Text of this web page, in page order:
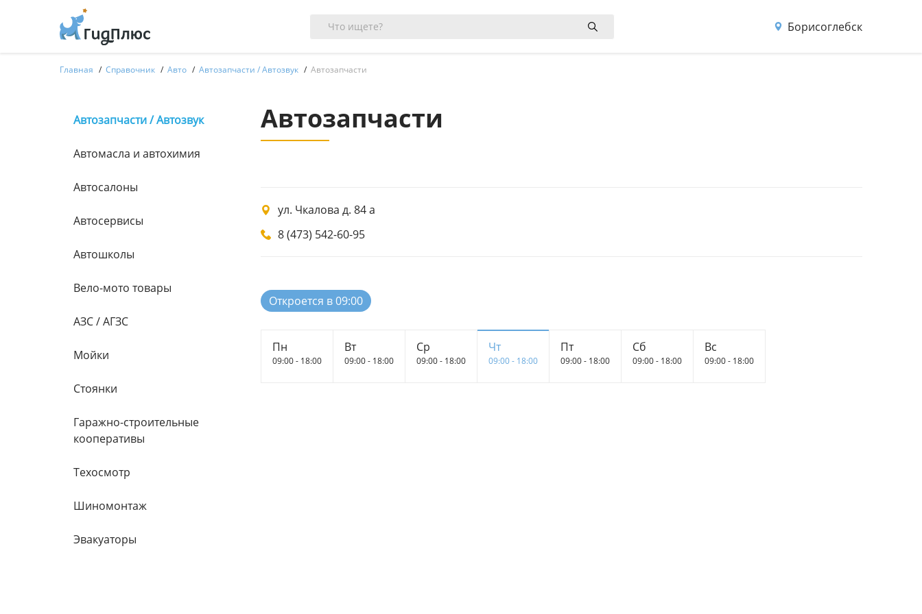
Борисоглебск
Главная Справочник Авто Автозапчасти / Автозвук Автозапчасти
Автозапчасти / Автозвук
Автомасла и автохимия
Автосалоны
Автосервисы
Автошколы
Вело-мото товары
АЗС / АГЗС
Мойки
Стоянки
Гаражно-строительные
кооперативы
Техосмотр
Шиномонтаж
Эвакуаторы
Автозапчасти
ул. Чкалова д. 84 а
8 (473) 542-60-95
Откроется в 09:00
Пн
09:00 - 18:00
Вт
09:00 - 18:00
Ср
09:00 - 18:00
Чт
09:00 - 18:00
Пт
09:00 - 18:00
Сб
09:00 - 18:00
Вс
09:00 - 18:00